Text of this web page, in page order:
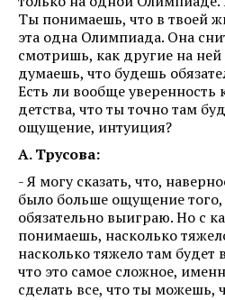
Ты понимаешь, что в твоей
эта одна Олимпиада. Она
смотришь, как другие на
думаешь, что будешь
Есть ли вообще уверенность
детства, что ты точно там
ощущение, интуиция?
А. Трусова:
- Я могу сказать, что,
было больше ощущение того,
обязательно выиграю. Но с
понимаешь, насколько
насколько тяжело там будет
что это самое сложное,
сделать все, что ты можешь,